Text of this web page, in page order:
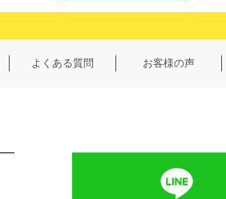
よくある質問 お客様の声